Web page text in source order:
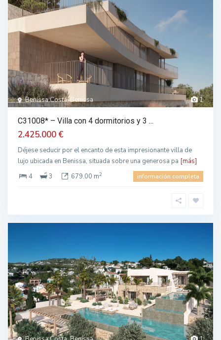
1
Benissa Costa, Benissa
C31008* – Villa con 4 dormitorios y 3 ...
2.425.000 €
Déjese seducir por el encanto de esta impresionante villa de
lujo ubicada en Benissa, situada sobre una generosa pa [más]
4
3 679.00 m2 información completa